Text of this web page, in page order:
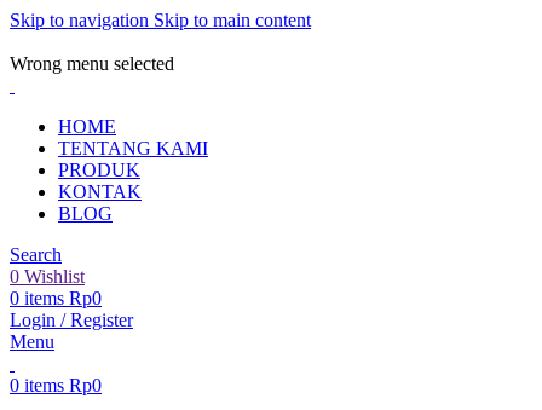
Skip to navigation Skip to main content
Wrong menu selected
HOME
TENTANG KAMI
PRODUK
KONTAK
BLOG
Search
0 Wishlist
0 items Rp0
Login / Register
Menu
0 items Rp0